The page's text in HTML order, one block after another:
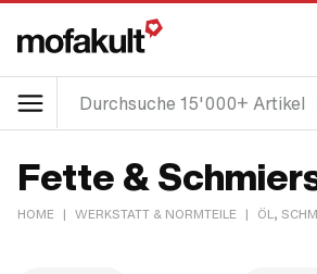
Fette &
HOME | WERKSTATT & NORMTEILE | ÖL,